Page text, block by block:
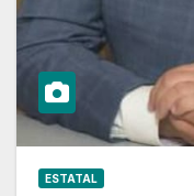
ESTATAL